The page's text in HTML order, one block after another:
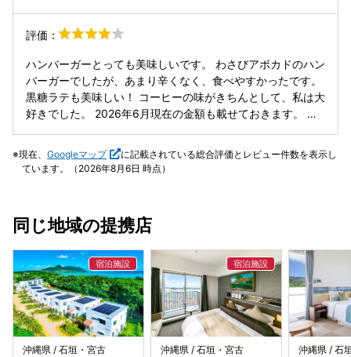
フで選んで取ってこれるのですが、まぁソースが美味しくな
いです😓 安牌にケチャップだけで良いと思います！
評価：
ハンバーガーとっても美味しいです。 わさびアボカドのハン
バーガーでしたが、あまり辛くなく、食べやすかったです。
黒糖ラテも美味しい！ コーヒーの味がきちんとして、私は大
好きでした。 2026年6月現在の金額も載せておきます。 物
トの投稿でミニマリヤプレゼントをやってました。
現在、 Googleマップ
に記載されている総合評価とレビュー件数を表示し
ています。（2026年8月6日 時点）
同じ地域の提携店
沖縄県 / 石垣・宮古 沖縄県 / 石垣・宮古 沖縄県 / 石